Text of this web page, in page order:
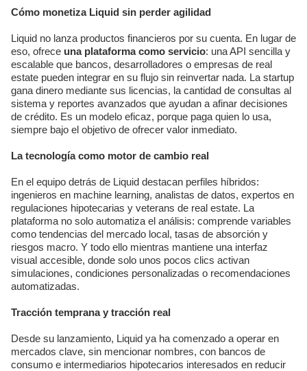
Cómo monetiza Liquid sin perder agilidad
Liquid no lanza productos financieros por su cuenta. En lugar de
eso, ofrece una plataforma como servicio: una API sencilla y
escalable que bancos, desarrolladores o empresas de real
estate pueden integrar en su flujo sin reinvertar nada. La startup
gana dinero mediante sus licencias, la cantidad de consultas al
sistema y reportes avanzados que ayudan a afinar decisiones
de crédito. Es un modelo eficaz, porque paga quien lo usa,
siempre bajo el objetivo de ofrecer valor inmediato.
La tecnología como motor de cambio real
En el equipo detrás de Liquid destacan perfiles híbridos:
ingenieros en machine learning, analistas de datos, expertos en
regulaciones hipotecarias y veterans de real estate. La
plataforma no solo automatiza el análisis: comprende variables
como tendencias del mercado local, tasas de absorción y
riesgos macro. Y todo ello mientras mantiene una interfaz
visual accesible, donde solo unos pocos clics activan
simulaciones, condiciones personalizadas o recomendaciones
automatizadas.
Tracción temprana y tracción real
Desde su lanzamiento, Liquid ya ha comenzado a operar en
mercados clave, sin mencionar nombres, con bancos de
consumo e intermediarios hipotecarios interesados en reducir